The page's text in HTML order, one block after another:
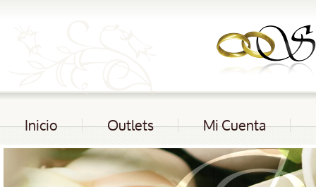
Inicio Outlets Mi Cuenta